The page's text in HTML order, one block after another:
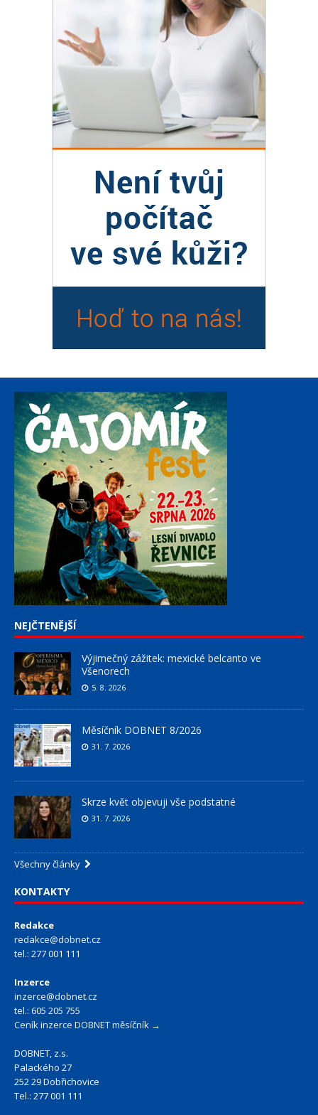
NEJČTENĚJŠÍ
Výjimečný zážitek: mexické belcanto ve
Všenorech
5. 8. 2026
Měsíčník DOBNET 8/2026
31. 7. 2026
Skrze květ objevuji vše podstatné
31. 7. 2026
Všechny články
KONTAKTY
Redakce
redakce@dobnet.cz
tel.: 277 001 111
Inzerce
inzerce@dobnet.cz
tel.: 605 205 755
Ceník inzerce DOBNET měsíčník →
DOBNET, z.s.
Palackého 27
252 29 Dobřichovice
Tel.: 277 001 111